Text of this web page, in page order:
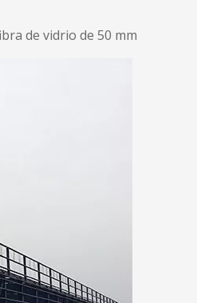
de vidrio de 50 mm